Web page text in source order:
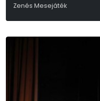
Zenés Mesejáték